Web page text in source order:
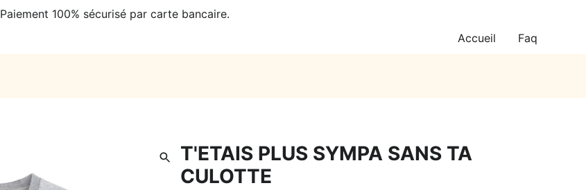
Paiement 100% sécurisé par carte bancaire.
Accueil
Faq
T'ETAIS PLUS SYMPA SANS TA
CULOTTE